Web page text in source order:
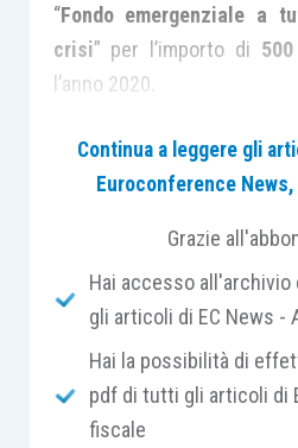
“Fondo emergenziale a
crisi” per l’importo di
l’anno 2020.
Lo stanziamento deve
indubbio favore in quanto,
non ha mai
è restato comunque
imposte dall’emergenza
determinati clienti finali
hannosospeso l’attività
allaristorazione
Continua a leggere gli
Euroconference
Grazie
Hai accesso
gli articoli di EC News -
Hai la possibilità di
pdf di tutti gli articoli di
fiscale